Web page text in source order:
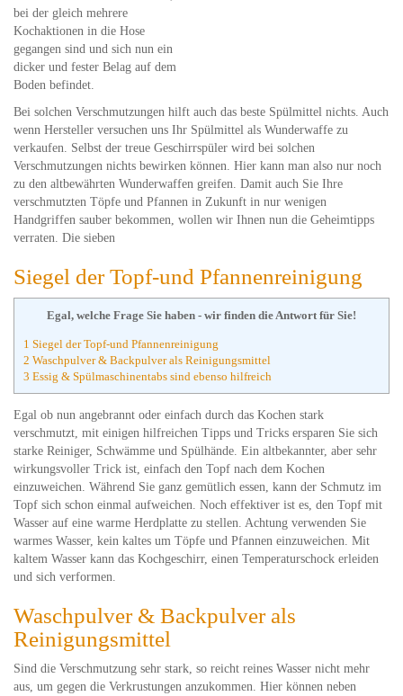
bei der gleich mehrere
Kochaktionen in die Hose
gegangen sind und sich nun ein
dicker und fester Belag auf dem
Boden befindet.
Bei solchen Verschmutzungen hilft auch das beste Spülmittel nichts. Auch
wenn Hersteller versuchen uns Ihr Spülmittel als Wunderwaffe zu
verkaufen. Selbst der treue Geschirrspüler wird bei solchen
Verschmutzungen nichts bewirken können. Hier kann man also nur noch
zu den altbewährten Wunderwaffen greifen. Damit auch Sie Ihre
verschmutzten Töpfe und Pfannen in Zukunft in nur wenigen
Handgriffen sauber bekommen, wollen wir Ihnen nun die Geheimtipps
verraten. Die sieben
Siegel der Topf-und Pfannenreinigung
Egal, welche Frage Sie haben - wir finden die Antwort für Sie!
1 Siegel der Topf-und Pfannenreinigung
2 Waschpulver & Backpulver als Reinigungsmittel
3 Essig & Spülmaschinentabs sind ebenso hilfreich
Egal ob nun angebrannt oder einfach durch das Kochen stark
verschmutzt, mit einigen hilfreichen Tipps und Tricks ersparen Sie sich
starke Reiniger, Schwämme und Spülhände. Ein altbekannter, aber sehr
wirkungsvoller Trick ist, einfach den Topf nach dem Kochen
einzuweichen. Während Sie ganz gemütlich essen, kann der Schmutz im
Topf sich schon einmal aufweichen. Noch effektiver ist es, den Topf mit
Wasser auf eine warme Herdplatte zu stellen. Achtung verwenden Sie
warmes Wasser, kein kaltes um Töpfe und Pfannen einzuweichen. Mit
kaltem Wasser kann das Kochgeschirr, einen Temperaturschock erleiden
und sich verformen.
Waschpulver & Backpulver als
Reinigungsmittel
Sind die Verschmutzung sehr stark, so reicht reines Wasser nicht mehr
aus, um gegen die Verkrustungen anzukommen. Hier können neben